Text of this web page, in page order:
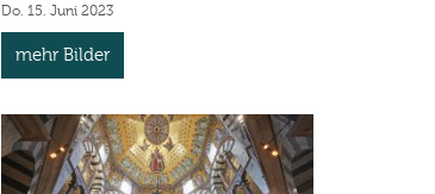
Do. 15. Juni 2023
mehr Bilder